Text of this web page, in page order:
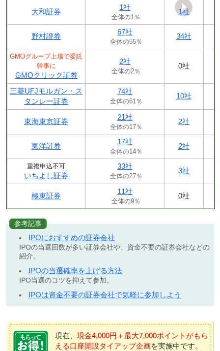
大和証券
1社
全体の1％
1社
野村證券
67社
全体の55％
34社
GMOグループ上場で委託
幹事に
GMOクリック証券
2社
全体の2％
0社
三菱UFJモルガン・ス
タンレー証券
74社
全体の61％
10社
東海東京証券
21社
全体の17％
2社
東洋証券
17社
全体の14％
2社
重複申込不可
いちよし証券
33社
全体の27％
3社
極東証券
11社
全体の9％
0社
参考記事
IPOにおすすめの証券会社
IPOの当選回数が多い証券会社や、資金不要の証券会社などの
紹介。
IPOの当選確率を上げる方法
IPO当選のコツを抑えて参加。
IPOは資金不要の証券会社で気軽に参加しよう
現在、 現金4,000円＋最大7,000ポイントがもら
える口座開設タイアップ企画を実施中です。